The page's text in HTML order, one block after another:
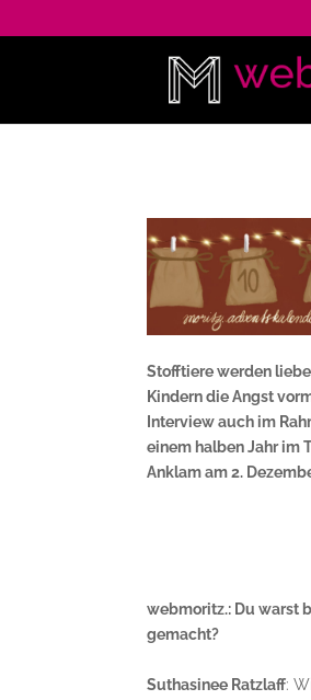
Stofftiere werden
Kindern die Angst
Interview auch im
einem halben Jahr im
Anklam am 2.
webmoritz.: Du warst
gemacht?
Suthasinee Ratzlaff: